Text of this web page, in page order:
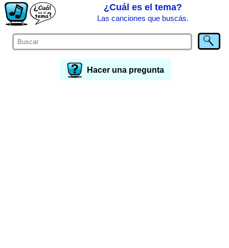
¿Cuál es el tema?
Las canciones que buscás.
Hacer una pregunta